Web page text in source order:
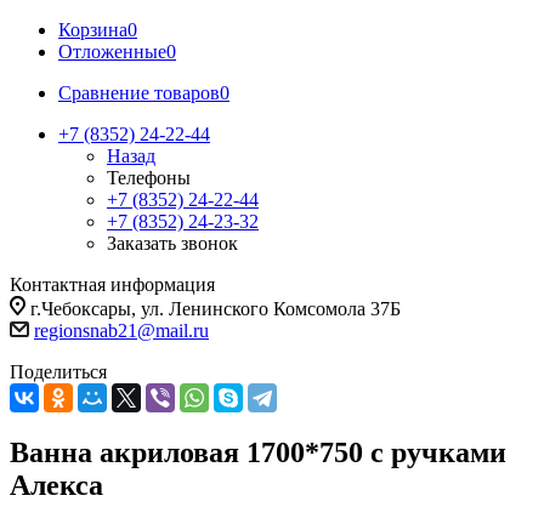
Корзина0
Отложенные0
Сравнение товаров0
+7 (8352) 24-22-44
Назад
Телефоны
+7 (8352) 24-22-44
+7 (8352) 24-23-32
Заказать звонок
Контактная информация
г.Чебоксары, ул. Ленинского Комсомола 37Б
regionsnab21@mail.ru
Поделиться
Ванна акриловая 1700*750 с ручками
Алекса